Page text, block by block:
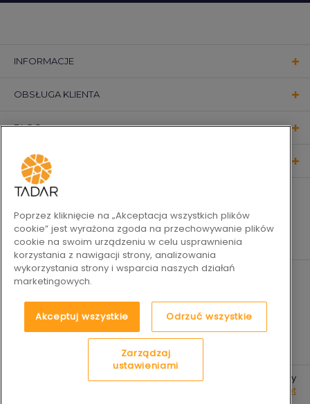
INFORMACJE
OBSŁUGA KLIENTA
BLOG
KONTAKT
2019-2026 © Tadar Codzienne
Platforma e-commerce by
best.net
Poprzez kliknięcie na „Akceptacja wszystkich plików
cookie” jest wyrażona zgoda na przechowywanie plików
cookie na swoim urządzeniu w celu usprawnienia
korzystania z nawigacji strony, analizowania
wykorzystania strony i wsparcia naszych działań
marketingowych.
Akceptuj wszystkie Odrzuć wszystkie
Zarządzaj
ustawieniami